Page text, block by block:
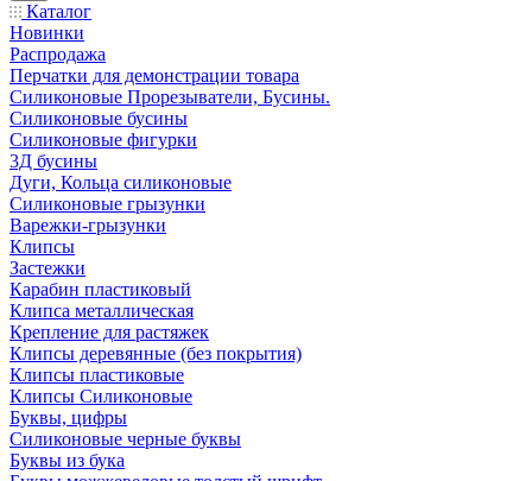
Каталог
Новинки
Распродажа
Перчатки для демонстрации товара
Силиконовые Прорезыватели, Бусины.
Силиконовые бусины
Силиконовые фигурки
3Д бусины
Дуги, Кольца силиконовые
Силиконовые грызунки
Варежки-грызунки
Клипсы
Застежки
Карабин пластиковый
Клипса металлическая
Крепление для растяжек
Клипсы деревянные (без покрытия)
Клипсы пластиковые
Клипсы Силиконовые
Буквы, цифры
Силиконовые черные буквы
Буквы из бука